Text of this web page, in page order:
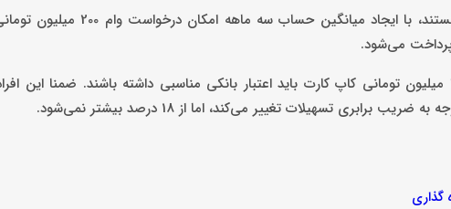
مشتریان بانک پاسارگاد که دارای حساب جاری با دسته چک هستند، با
پرداخت می‌شود.
به گزارش کاماپرس، به نقل از رده، متقاضیان دریافت وام 200 میلیون تومانی کاپ کارت باید اعتبار بانکی مناسبی داشته باشند.
تسهیلات تغییر می‌کند، اما از 18 درصد بیشتر نمی‌شود.